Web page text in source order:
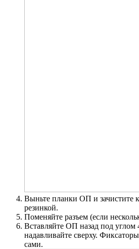
Выньте планки ОП и зачистите
резинкой.
Поменяйте разъем (если
Вставляйте ОП назад под углом
надавливайте сверху.
сами.